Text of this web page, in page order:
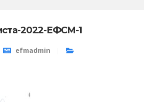
2022-ЕФСМ-1
efmadmin